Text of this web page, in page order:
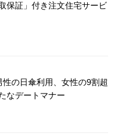
保証」付き注文住宅サービ
性の日傘利用、女性の9割超
なデートマナー